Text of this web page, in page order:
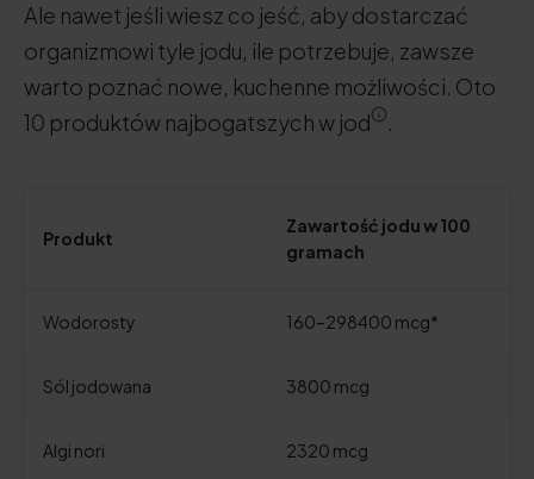
Ale nawet jeśli wiesz co jeść, aby dostarczać
organizmowi tyle jodu, ile potrzebuje, zawsze
warto poznać nowe, kuchenne możliwości. Oto
10 produktów najbogatszych w jod
.
Produkt
Zawartość jodu w 100
gramach
Wodorosty 160–298400 mcg*
Sól jodowana 3800 mcg
Algi nori 2320 mcg